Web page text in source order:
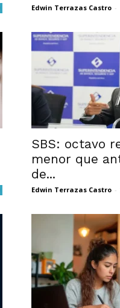
Edwin Terrazas Castro -
SBS: octavo
menor que
de...
Edwin Terrazas Castro -